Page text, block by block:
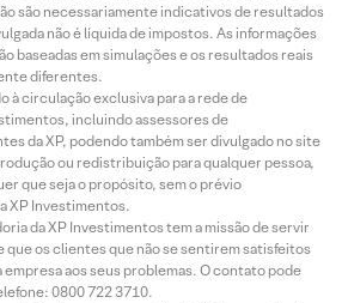
são necessariamente indicativos de resultados
não é líquida de impostos. As informações
baseadas em simulações e os resultados reais
diferentes.
à circulação exclusiva para a rede de
incluindo assessores de
da XP, podendo também ser divulgado no site
ou redistribuição para qualquer pessoa,
que seja o propósito, sem o prévio
XP Investimentos.
da XP Investimentos tem a missão de servir
que os clientes que não se sentirem satisfeitos
empresa aos seus problemas. O contato pode
0800 722 3710.